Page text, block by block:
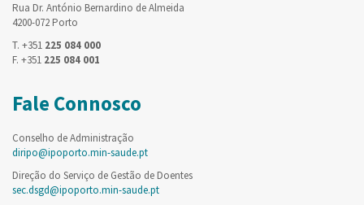
Rua Dr. António Bernardino de Almeida
4200-072 Porto
T. +351 225 084 000
F. +351 225 084 001
Fale Connosco
Conselho de Administração
diripo@ipoporto.min-saude.pt
Direção do Serviço de Gestão de Doentes
sec.dsgd@ipoporto.min-saude.pt